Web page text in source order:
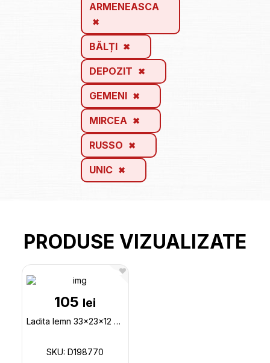
ARMENEASCA
BĂLȚI
DEPOZIT
GEMENI
MIRCEA
RUSSO
UNIC
PRODUSE VIZUALIZATE
105 lei
Ladita lemn 33x23x12 +funie (calitate superioara) D198770
SKU: D198770